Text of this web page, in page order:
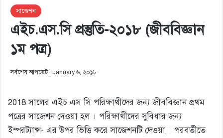
সাজেশন
এইচ.এস.সি প্রস্তুতি-২০১৮ (জীববিজ্ঞান
১ম পত্র)
সর্বশেষ আপডেট : January ৬, ২০১৮
2018 সালের এইচ এস সি পরিক্ষাথীদের জন্য জীববিজ্ঞান প্রথম
পত্রের সাজেশন দেওয়া হল । পরিক্ষাথীদের সুবিধার জন্য
ইম্পরট্যান্স- এর উপর ভিত্তি করে সাজেশনটি দেওয়া । পরবর্তীতে